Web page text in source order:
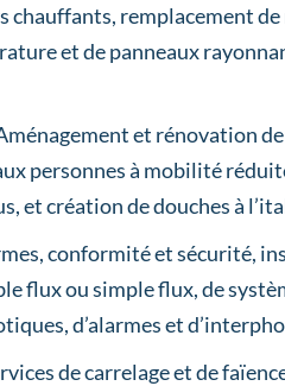
chauffants, remplacement
et de panneaux
et rénovation
personnes à mobilité
et création de douches à
conformité et sécurité,
flux ou simple flux, de
d’alarmes et
de carrelage et de